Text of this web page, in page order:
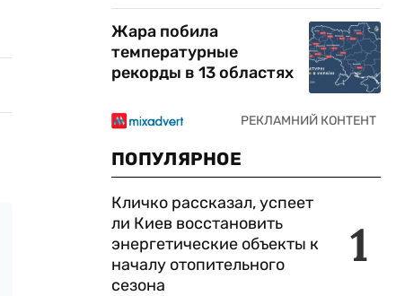
Жара побила
температурные
рекорды в 13 областях
ПОПУЛЯРНОЕ
1
Кличко рассказал, успеет
ли Киев восстановить
энергетические объекты к
началу отопительного
сезона